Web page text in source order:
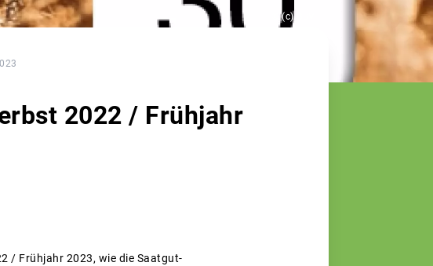
© (c) BBV
2022 / Frühjahr
/ Frühjahr 2023, wie die Saatgut-